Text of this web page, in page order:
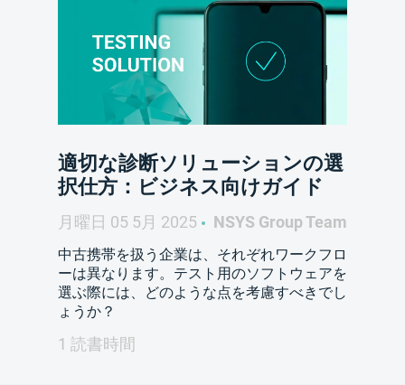
適切な診断ソリューションの選
択仕方：ビジネス向けガイド
月曜日 05 5月 2025 NSYS Group Team
中古携帯を扱う企業は、それぞれワークフロ
ーは異なります。テスト用のソフトウェアを
選ぶ際には、どのような点を考慮すべきでし
ょうか？
1 読書時間